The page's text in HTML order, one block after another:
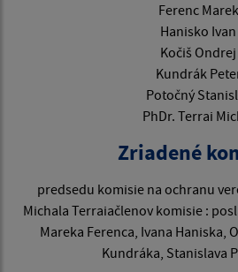
Ferenc Marek
Hanisko Ivan
Kočiš Ondrej
Kundrák
Potočný
PhDr. Terrai
Zriadené
predsedu komisie na ochranu
Michala Terraiačlenov komisie :
Mareka Ferenca, Ivana Haniska,
Kundráka, Stanislava